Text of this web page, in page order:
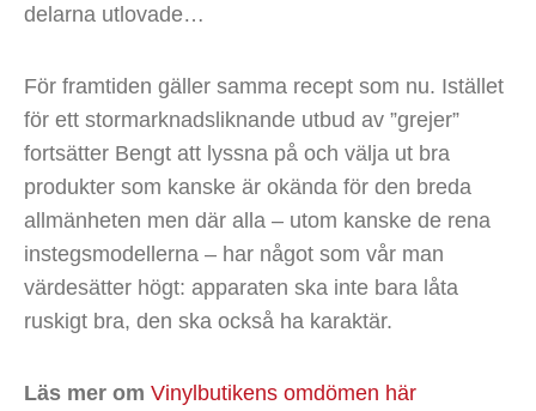
delarna utlovade…
För framtiden gäller samma recept som nu. Istället
för ett stormarknadsliknande utbud av ”grejer”
fortsätter Bengt att lyssna på och välja ut bra
produkter som kanske är okända för den breda
allmänheten men där alla – utom kanske de rena
instegsmodellerna – har något som vår man
värdesätter högt: apparaten ska inte bara låta
ruskigt bra, den ska också ha karaktär.
Läs mer om Vinylbutikens omdömen här